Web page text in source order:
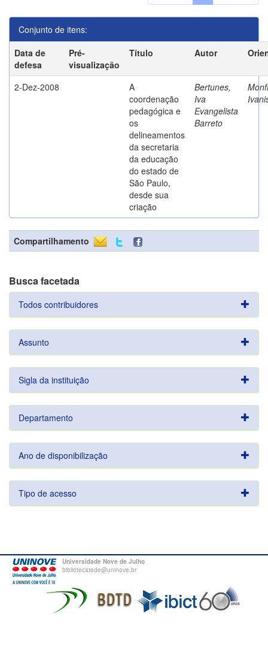
Conjunto de itens:
Data de
defesa
Pré-
visualização
Título Autor
2-Dez-2008
A
coordenação
pedagógica e
os
delineamentos
da secretaria
da educação
do estado de
São Paulo,
desde sua
criação
Bertunes,
Iva
Evangelista
Barreto
Compartilhamento
Busca facetada
Todos contribuidores
Assunto
Sigla da instituição
Departamento
Ano de disponibilização
Tipo de acesso
Universidade Nove de Julho
bibliotecatede@uninove.br